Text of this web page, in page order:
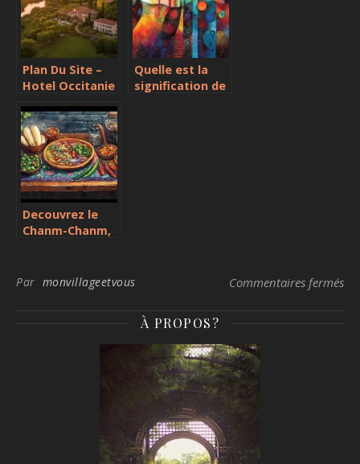
Plan Du Site –
Hotel Occitanie
d’Hebergements
pour Tous les
Budgets
Quelle est la
signification de
Decouvrez le
Chanm-Chanm,
caribeennes
Par monvillageetvous Commentaires fermés
À PROPOS?